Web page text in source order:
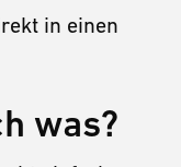
in einen
was?